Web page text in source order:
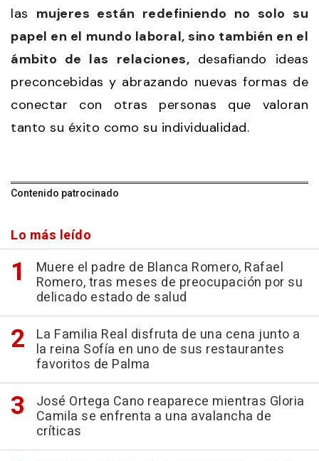
las mujeres están redefiniendo no solo su
papel en el mundo laboral, sino también en el
ámbito de las relaciones, desafiando ideas
preconcebidas y abrazando nuevas formas de
conectar con otras personas que valoran
tanto su éxito como su individualidad.
Contenido patrocinado
Lo más leído
Muere el padre de Blanca Romero, Rafael
Romero, tras meses de preocupación por su
delicado estado de salud
La Familia Real disfruta de una cena junto a
la reina Sofía en uno de sus restaurantes
favoritos de Palma
José Ortega Cano reaparece mientras Gloria
Camila se enfrenta a una avalancha de
críticas